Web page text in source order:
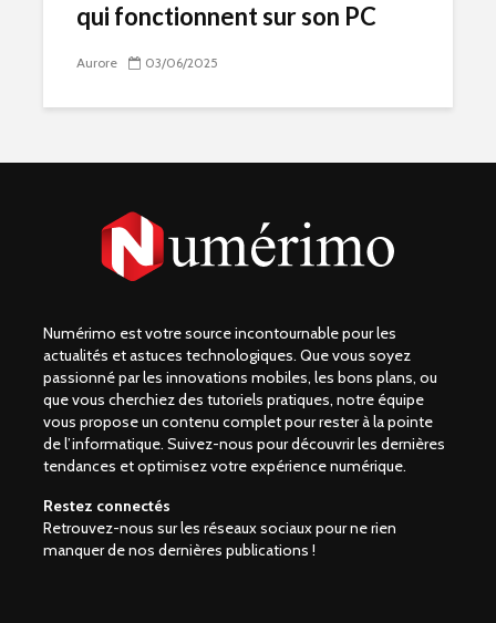
qui fonctionnent sur son PC
Aurore 03/06/2025
Numérimo est votre source incontournable pour les
actualités et astuces technologiques. Que vous soyez
passionné par les innovations mobiles, les bons plans, ou
que vous cherchiez des tutoriels pratiques, notre équipe
vous propose un contenu complet pour rester à la pointe
de l’informatique. Suivez-nous pour découvrir les dernières
tendances et optimisez votre expérience numérique.
Restez connectés
Retrouvez-nous sur les réseaux sociaux pour ne rien
manquer de nos dernières publications !